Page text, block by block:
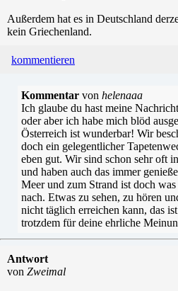
Außerdem hat es in Deutschland
kein Griechenland.
kommentieren
Kommentar von helenaaa
Ich glaube du hast meine
oder aber ich habe mich blöd
Österreich ist wunderbar! Wir
doch ein gelegentlicher
eben gut. Wir sind schon sehr oft
und haben auch das immer
Meer und zum Strand ist doch
nach. Etwas zu sehen, zu hören
nicht täglich erreichen kann, das
trotzdem für deine ehrliche
Antwort
von Zweimal